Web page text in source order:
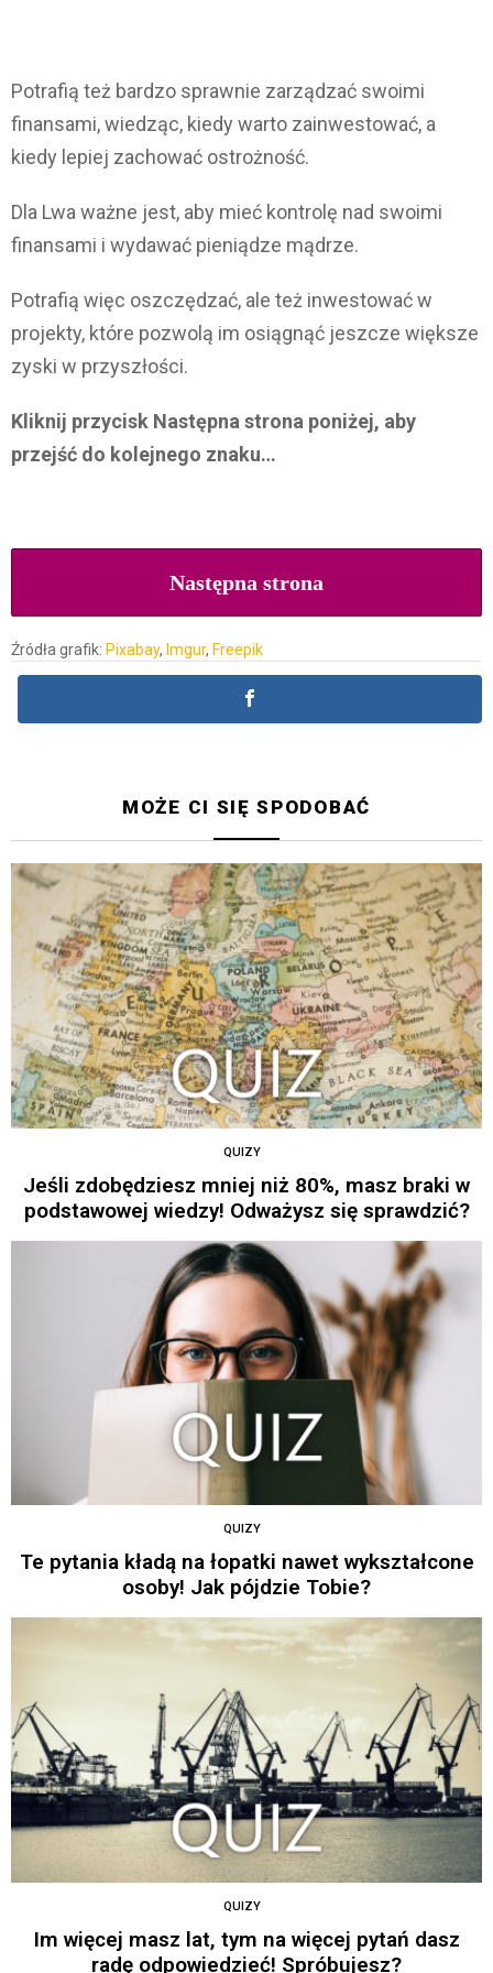
Potrafią też bardzo sprawnie zarządzać swoimi
finansami, wiedząc, kiedy warto zainwestować, a
kiedy lepiej zachować ostrożność.
Dla Lwa ważne jest, aby mieć kontrolę nad swoimi
finansami i wydawać pieniądze mądrze.
Potrafią więc oszczędzać, ale też inwestować w
projekty, które pozwolą im osiągnąć jeszcze większe
zyski w przyszłości.
Kliknij przycisk Następna strona poniżej, aby
przejść do kolejnego znaku…
Następna strona
Źródła grafik: Pixabay, Imgur, Freepik
MOŻE CI SIĘ SPODOBAĆ
QUIZY
Jeśli zdobędziesz mniej niż 80%, masz braki w
podstawowej wiedzy! Odważysz się sprawdzić?
QUIZY
Te pytania kładą na łopatki nawet wykształcone
osoby! Jak pójdzie Tobie?
QUIZY
Im więcej masz lat, tym na więcej pytań dasz
radę odpowiedzieć! Spróbujesz?